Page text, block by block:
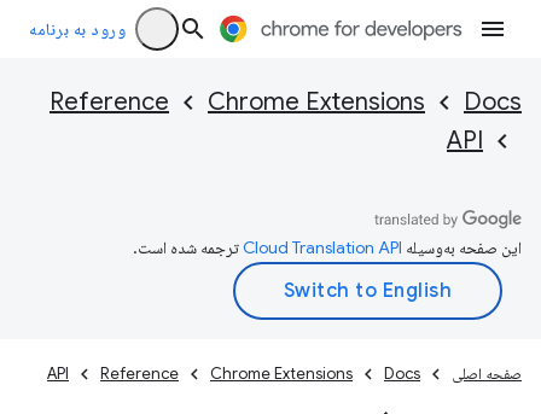
ورود به برنامه
Docs
Chrome Extensions
Reference
API
این صفحه به‌وسیله ترجمه شده است.
صفحه اصلی Docs
Chrome Extensions
Reference
API